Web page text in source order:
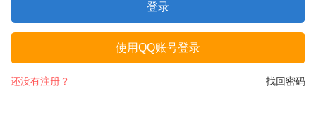
登录
使用QQ账号登录
找回密码
还没有注册？